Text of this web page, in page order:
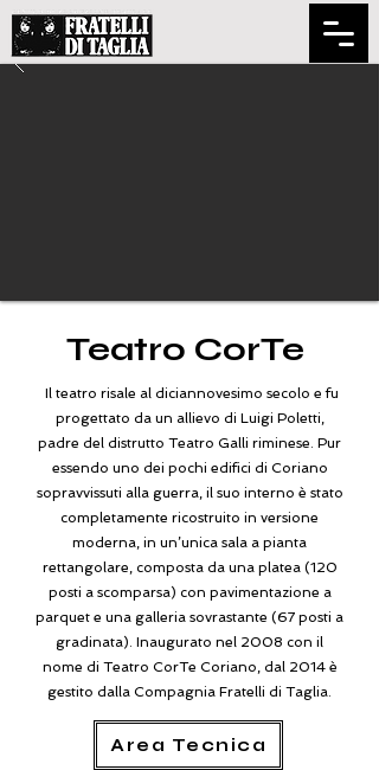
Teatro CorTe
Il teatro risale al diciannovesimo secolo e fu
progettato da un allievo di Luigi Poletti,
padre del distrutto Teatro Galli riminese. Pur
essendo uno dei pochi edifici di Coriano
sopravvissuti alla guerra, il suo interno è stato
completamente ricostruito in versione
moderna, in un’unica sala a pianta
rettangolare, composta da una platea (120
posti a scomparsa) con pavimentazione a
parquet e una galleria sovrastante (67 posti a
gradinata). Inaugurato nel 2008 con il
nome di Teatro CorTe Coriano, dal 2014 è
gestito dalla Compagnia Fratelli di Taglia.
Area Tecnica